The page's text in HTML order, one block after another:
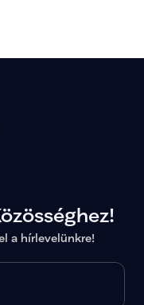
a hírlevelünkre!